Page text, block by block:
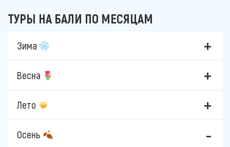
ТУРЫ НА БАЛИ ПО МЕСЯЦАМ
Зима
Весна
Лето
Осень